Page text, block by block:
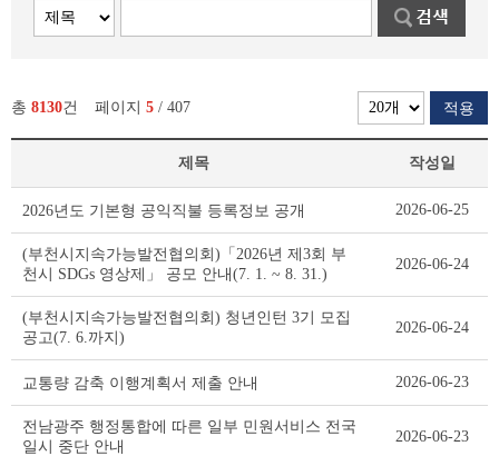
총 8130건 페이지 5 / 407 적용
식
리
트
테
이
블
제목 작성일
2026년도 기본형 공익직불 등록정보 공개 2026-06-25
(부천시지속가능발전협의회)「2026년 제3회 부
천시 SDGs 영상제」 공모 안내(7. 1. ~ 8. 31.)
2026-06-24
(부천시지속가능발전협의회) 청년인턴 3기 모집
공고(7. 6.까지)
2026-06-24
교통량 감축 이행계획서 제출 안내 2026-06-23
전남광주 행정통합에 따른 일부 민원서비스 전국
일시 중단 안내
2026-06-23